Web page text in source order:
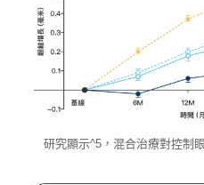
研究顯示^5，混合治療對控制
研究顯示^5，混合治療對控制